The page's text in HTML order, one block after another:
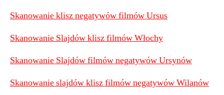
Skanowanie klisz negatywów filmów Ursus
Skanowanie Slajdów klisz filmów Włochy
Skanowanie Slajdów filmów negatywów Ursynów
Skanowanie slajdów klisz filmów negatywów Wilanów